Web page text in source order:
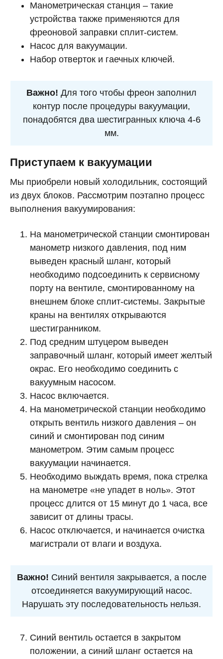
Манометрическая станция – такие
устройства также применяются для
фреоновой заправки сплит-систем.
Насос для вакуумации.
Набор отверток и гаечных ключей.
Важно! Для того чтобы фреон заполнил
контур после процедуры вакуумации,
понадобятся два шестигранных ключа 4-6
мм.
Приступаем к вакуумации
Мы приобрели новый холодильник, состоящий
из двух блоков. Рассмотрим поэтапно процесс
выполнения вакуумирования:
На манометрической станции смонтирован
манометр низкого давления, под ним
выведен красный шланг, который
необходимо подсоединить к сервисному
порту на вентиле, смонтированному на
внешнем блоке сплит-системы. Закрытые
краны на вентилях открываются
шестигранником.
Под средним штуцером выведен
заправочный шланг, который имеет желтый
окрас. Его необходимо соединить с
вакуумным насосом.
Насос включается.
На манометрической станции необходимо
открыть вентиль низкого давления – он
синий и смонтирован под синим
манометром. Этим самым процесс
вакуумации начинается.
Необходимо выждать время, пока стрелка
на манометре «не упадет в ноль». Этот
процесс длится от 15 минут до 1 часа, все
зависит от длины трасы.
Насос отключается, и начинается очистка
магистрали от влаги и воздуха.
Важно! Синий вентиля закрывается, а после
отсоединяется вакуумирующий насос.
Нарушать эту последовательность нельзя.
Синий вентиль остается в закрытом
положении, а синий шланг остается на